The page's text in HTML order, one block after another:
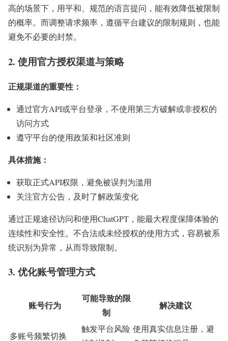
高的场景下，用平和、规范的语言提问，能有效降低被限制
的概率。而调整请求频率，遵循平台建议的限制规则，也能
避免不必要的封禁。
2. 使用官方授权渠道与策略
正规渠道的重要性：
通过官方API或平台登录，不使用第三方破解或非授权的
访问方式
遵守平台的使用政策和社区准则
具体措施：
获取正式API权限，避免被误判为滥用
关注官方公告，及时了解政策变化
通过正规途径访问和使用ChatGPT，能最大程度保障体验的
连续性和安全性。不合法或未经授权的使用方式，容易被系
统识别为异常，从而导致限制。
3. 优化账号管理方式
账号行为
可能导致的限
制
解决建议
多账号频繁切换
触发平台风险 使用真实信息注册，避